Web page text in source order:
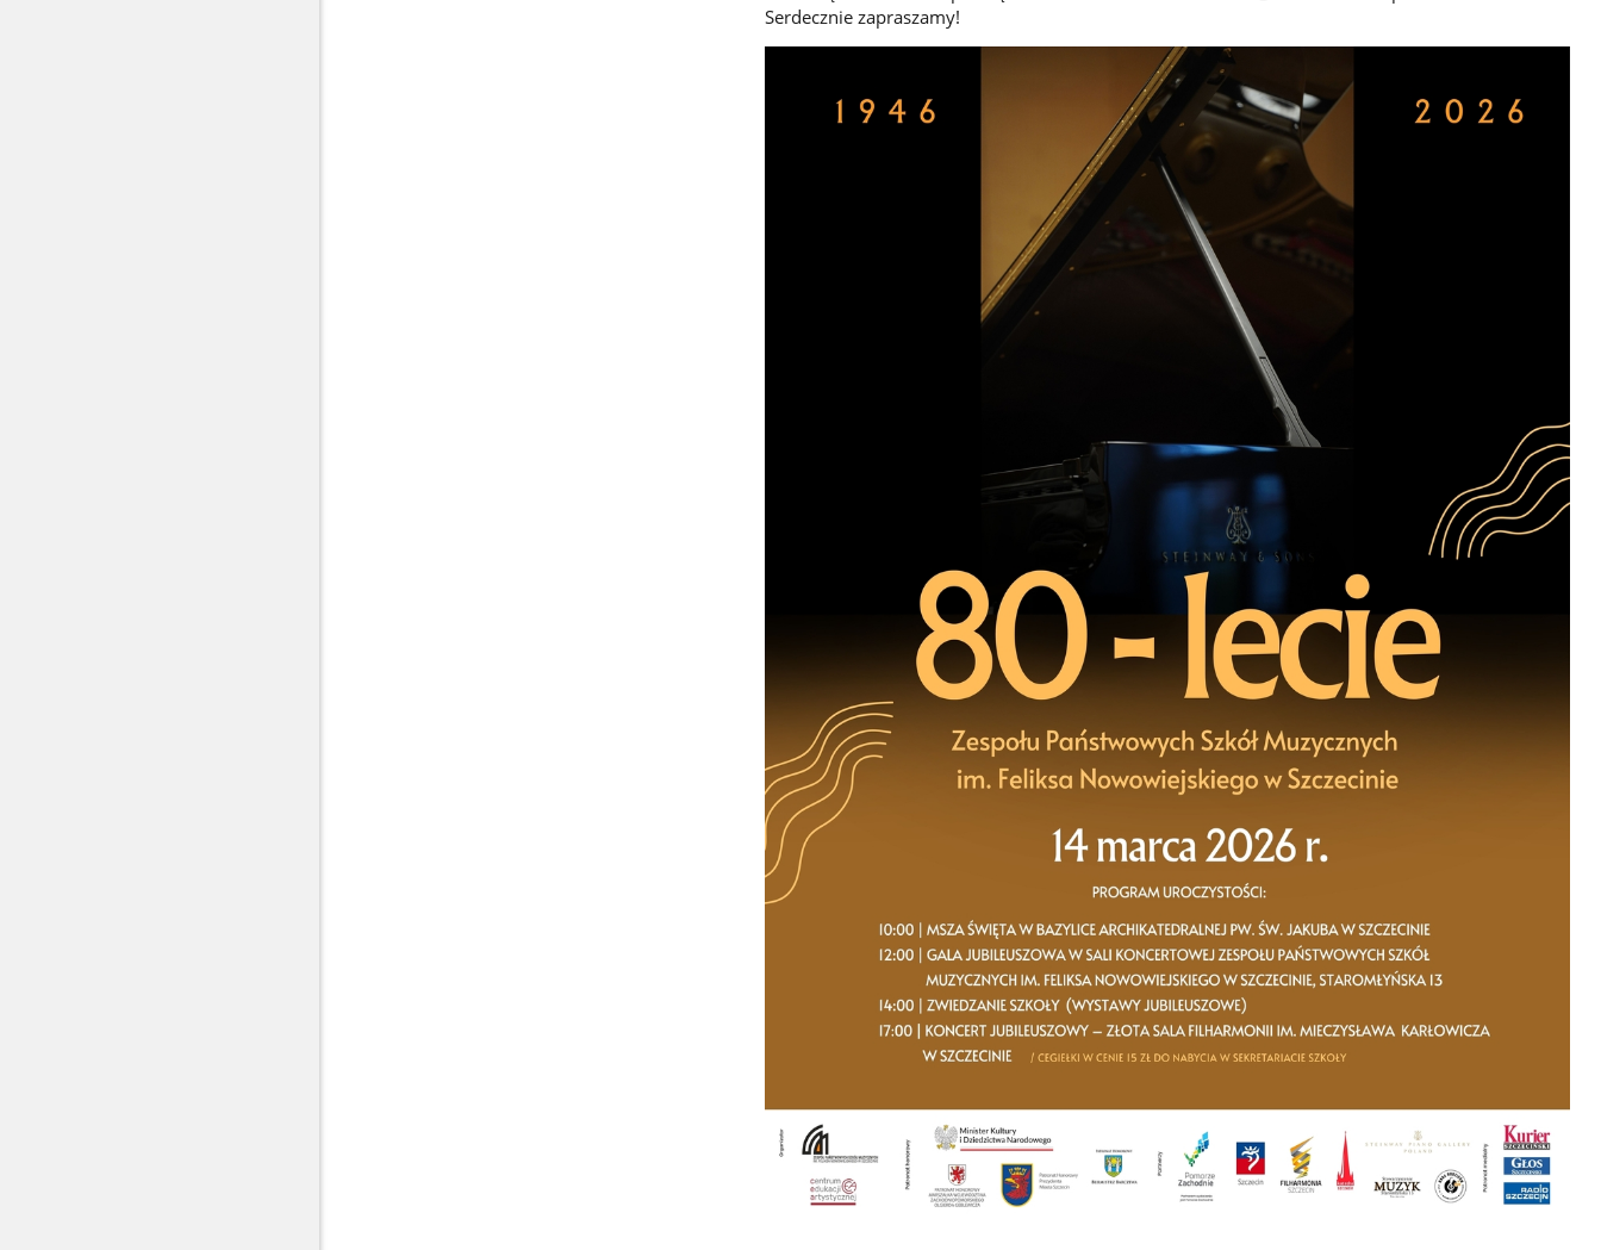
Serdecznie zapraszamy!